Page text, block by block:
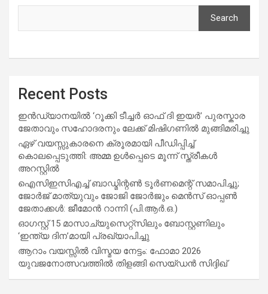
Search
Recent Posts
ഇൻഡ്യാനയിൽ ‘റൂക്കി ടീച്ചർ ഓഫ് ദി ഇയർ’ പുരസ്കാര
ജേതാവും സഹോദരനും ലേക്ക് മിഷിഗണിൽ മുങ്ങിമരിച്ചു
ഏഴ് വയസ്സുകാരനെ ക്രൂരമായി പീഡിപ്പിച്ച്
കൊലപ്പെടുത്തി: അമ്മ ഉൾപ്പെടെ മൂന്ന് സ്ത്രീകൾ
അറസ്റ്റിൽ
ഐസിഇസിഎച്ച് ബാഡ്മിന്റൺ ടൂർണമെന്റ് സമാപിച്ചു;
ജോർജ് മാത്യുവും ജോജി ജോർജും മെൻസ് ഓപ്പൺ
ജേതാക്കൾ: ജീമോൻ റാന്നി (പി.ആർ.ഒ.)
ഓഗസ്റ്റ് 15 മാസാച്യുസെറ്റ്‌സിലും ബോസ്റ്റണിലും
‘ഇന്ത്യ ദിന’മായി പ്രഖ്യാപിച്ചു
ആറാം വയസ്സിൽ വിസ്മയ നേട്ടം: ഫോമാ 2026
യുവജനോത്സവത്തിൽ തിളങ്ങി സെയ്ഡൻ സിദ്ദിഖ്